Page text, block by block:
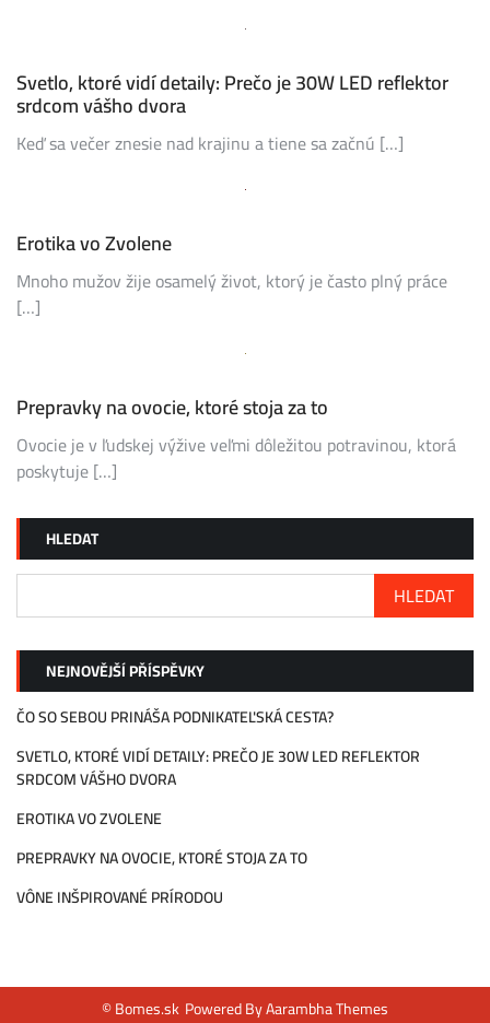
Svetlo, ktoré vidí detaily: Prečo je 30W LED reflektor
srdcom vášho dvora
Keď sa večer znesie nad krajinu a tiene sa začnú […]
Erotika vo Zvolene
Mnoho mužov žije osamelý život, ktorý je často plný práce
[…]
Prepravky na ovocie, ktoré stoja za to
Ovocie je v ľudskej výžive veľmi dôležitou potravinou, ktorá
poskytuje […]
HLEDAT
HLEDAT
NEJNOVĚJŠÍ PŘÍSPĚVKY
ČO SO SEBOU PRINÁŠA PODNIKATEĽSKÁ CESTA?
SVETLO, KTORÉ VIDÍ DETAILY: PREČO JE 30W LED REFLEKTOR
SRDCOM VÁŠHO DVORA
EROTIKA VO ZVOLENE
PREPRAVKY NA OVOCIE, KTORÉ STOJA ZA TO
VÔNE INŠPIROVANÉ PRÍRODOU
© Bomes.sk Powered ByAarambha Themes